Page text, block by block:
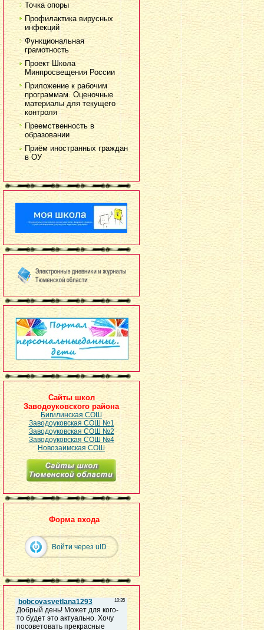
Точка опоры
Профилактика вирусных
инфекций
Функциональная
грамотность
Проект Школа
Минпросвещения России
Приложение к рабочим
программам. Оценочные
материалы для текущего
контроля
Преемственность в
образовании
Приём иностранных граждан
в ОУ
Сайты школ
Заводоуковского района
Бигилинская СОШ
Заводоуковская СОШ №1
Заводоуковская СОШ №2
Заводоуковская СОШ №4
Новозаимская СОШ
Форма входа
Войти через uID